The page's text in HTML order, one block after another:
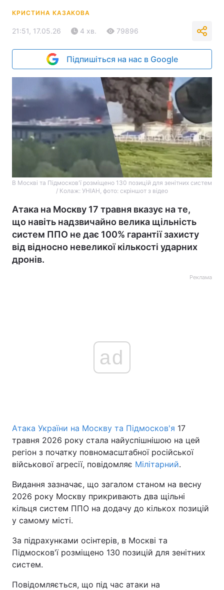
КРИСТИНА КАЗАКОВА
21:51, 17.05.26 4 хв. 79896
Підпишіться на нас в Google
В Москві та Підмосков'ї розміщено 130 позицій для зенітних систем
/ Колаж: УНІАН, фото: скріншот з відео
Атака на Москву 17 травня вказує на те,
що навіть надзвичайно велика щільність
систем ППО не дає 100% гарантії захисту
від відносно невеликої кількості ударних
дронів.
Реклама
ad
Атака України на Москву та Підмосков'я 17
травня 2026 року стала найуспішнішою на цей
регіон з початку повномасштабної російської
військової агресії, повідомляє Мілітарний.
Видання зазначає, що загалом станом на весну
2026 року Москву прикривають два щільні
кільця систем ППО на додачу до кількох позицій
у самому місті.
За підрахунками осінтерів, в Москві та
Підмосков'ї розміщено 130 позицій для зенітних
систем.
Повідомляється, що під час атаки на